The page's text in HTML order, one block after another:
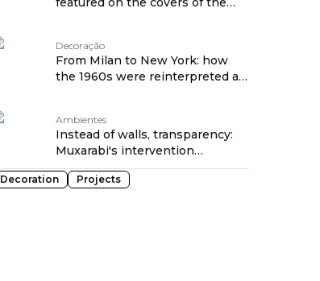
OPENROUTER
Decoração
From Milan to New York: how
the 1960s were reinterpreted at
Ambientes
Instead of walls, transparency:
Muxarabi's intervention
redesigns the arrival at
CASACOR São Paulo 2026
Decoration Projects